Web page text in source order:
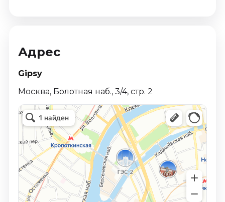
Адрес
Gipsy
Москва, Болотная наб., 3/4, стр. 2